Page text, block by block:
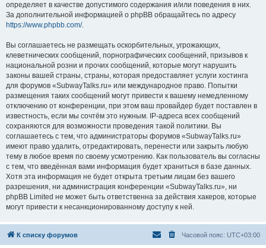
определяет в качестве допустимого содержания и/или поведения в них.
За дополнительной информацией о phpBB обращайтесь по адресу
https://www.phpbb.com/.
Вы соглашаетесь не размещать оскорбительных, угрожающих,
клеветнических сообщений, порнографических сообщений, призывов к
национальной розни и прочих сообщений, которые могут нарушить
законы вашей страны, страны, которая предоставляет услуги хостинга
для форумов «SubwayTalks.ru» или международное право. Попытки
размещения таких сообщений могут привести к вашему немедленному
отключению от конференции, при этом ваш провайдер будет поставлен в
известность, если мы сочтём это нужным. IP-адреса всех сообщений
сохраняются для возможности проведения такой политики. Вы
соглашаетесь с тем, что администраторы форумов «SubwayTalks.ru»
имеют право удалить, отредактировать, перенести или закрыть любую
тему в любое время по своему усмотрению. Как пользователь вы согласны
с тем, что введённая вами информация будет храниться в базе данных.
Хотя эта информация не будет открыта третьим лицам без вашего
разрешения, ни администрация конференции «SubwayTalks.ru», ни
phpBB Limited не может быть ответственна за действия хакеров, которые
могут привести к несанкционированному доступу к ней.
К списку форумов Часовой пояс: UTC+03:00